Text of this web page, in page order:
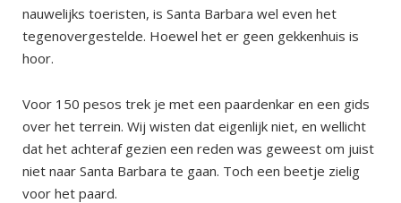
nauwelijks toeristen, is Santa Barbara wel even het
tegenovergestelde. Hoewel het er geen gekkenhuis is
hoor.
Voor 150 pesos trek je met een paardenkar en een gids
over het terrein. Wij wisten dat eigenlijk niet, en wellicht
dat het achteraf gezien een reden was geweest om juist
niet naar Santa Barbara te gaan. Toch een beetje zielig
voor het paard.